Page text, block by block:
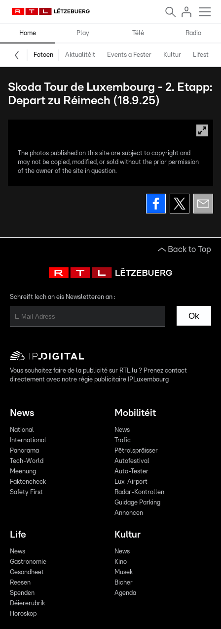
Home Play Télé Radio
Fotoen Aktualitéit Events a Fester Kultur Lifestyle
Skoda Tour de Luxembourg - 2. Etapp:
Depart zu Réimech (18.9.25)
The photos published on this site are subject to copyright and
may not be copied, modified, or sold without the prior permission
of the owner of the site in question.
Back to Top
Schreift Iech an eis Newsletteren an :
Ok
Vous souhaitez faire de la publicité sur RTL.lu ? Prenez contact
directement avec notre régie publicitaire IPLuxembourg
News
National
International
Panorama
Tech-World
Meenung
Faktencheck
Safety First
Mobilitéit
News
Trafic
Pëtrolspräisser
Autofestival
Auto-Tester
Lux-Airport
Radar-Kontrollen
Guidage Parking
Annoncen
Life
News
Gastronomie
Gesondheet
Reesen
Spenden
Déiererubrik
Horoskop
Kultur
News
Kino
Musek
Bicher
Agenda